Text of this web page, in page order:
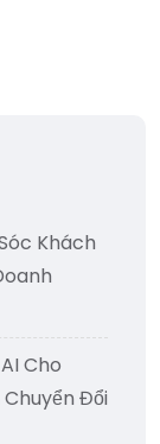
Khách
Cho
Đổi